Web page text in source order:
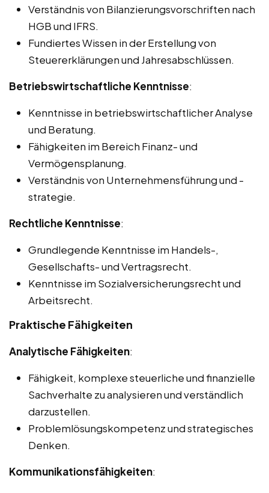
Verständnis von Bilanzierungsvorschriften nach
HGB und IFRS.
Fundiertes Wissen in der Erstellung von
Steuererklärungen und Jahresabschlüssen.
Betriebswirtschaftliche Kenntnisse:
Kenntnisse in betriebswirtschaftlicher Analyse
und Beratung.
Fähigkeiten im Bereich Finanz- und
Vermögensplanung.
Verständnis von Unternehmensführung und -
strategie.
Rechtliche Kenntnisse:
Grundlegende Kenntnisse im Handels-,
Gesellschafts- und Vertragsrecht.
Kenntnisse im Sozialversicherungsrecht und
Arbeitsrecht.
Praktische Fähigkeiten
Analytische Fähigkeiten:
Fähigkeit, komplexe steuerliche und finanzielle
Sachverhalte zu analysieren und verständlich
darzustellen.
Problemlösungskompetenz und strategisches
Denken.
Kommunikationsfähigkeiten: